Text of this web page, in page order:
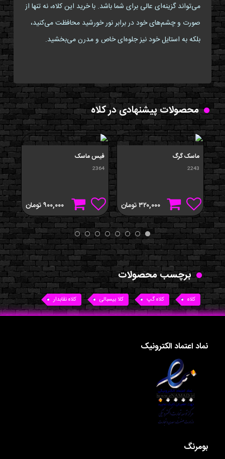
می‌تواند گزینه‌ای عالی برای شما باشد. با خرید این کلاه، نه تنها از
صورت و چشم‌های خود در برابر نور خورشید محافظت می‌کنید،
بلکه به استایل خود نیز جلوه‌ای خاص و مدرن می‌بخشید.
محصولات پیشنهادی در کلاه
ماسک گرگ
2243
۳۲۰,۰۰۰تومان
فیس ماسک
2364
۹۰۰,۰۰۰تومان
برچسب محصولات
کلاه کلاه گپ کلا بیسبالی کلاه نقابدار
نماد اعتماد الکترونیک
بومرنگ